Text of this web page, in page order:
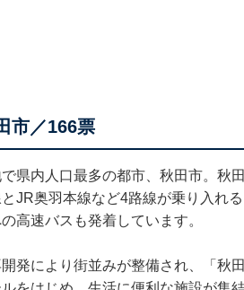
市／166票
県内人口最多の都市、秋田市。秋
JR奥羽本線など4路線が乗り入れ
高速バスも発着しています。
発により街並みが整備され、「秋